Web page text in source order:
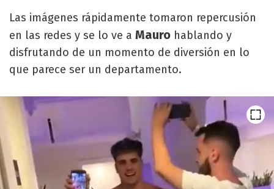
Las imágenes rápidamente tomaron repercusión
en las redes y se lo ve a Mauro hablando y
disfrutando de un momento de diversión en lo
que parece ser un departamento.